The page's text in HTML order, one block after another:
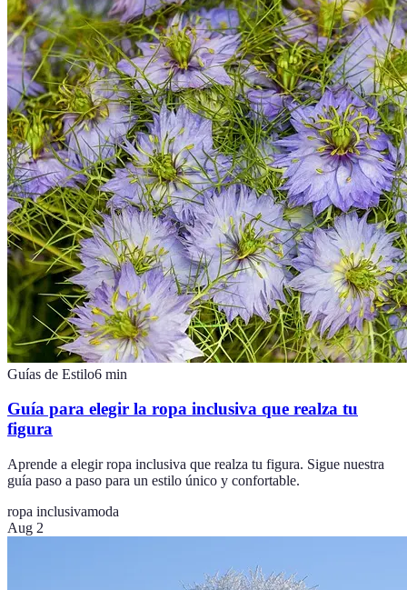
Guías de Estilo6 min
Guía para elegir la ropa inclusiva que realza tu
figura
Aprende a elegir ropa inclusiva que realza tu figura. Sigue nuestra
guía paso a paso para un estilo único y confortable.
ropa inclusivamoda
Aug 2